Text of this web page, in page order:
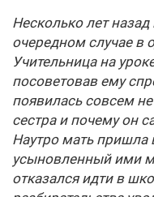
Несколько лет
очередном случае
Учительница на
посоветовав ему
появилась совсем
сестра и почему он
Наутро мать пришла
усыновленный ими
отказался идти в